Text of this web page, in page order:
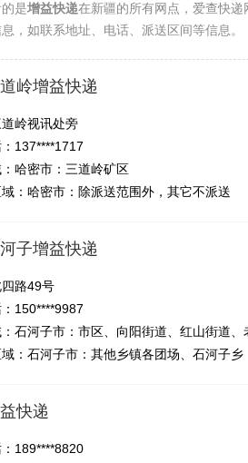
五家渠(1)
是增益快递在新疆的所有网点，爱查快
，如联系地址、电话、派送区间等信息。
岭增益快递
岭视讯处旁
137****1717
哈密市：三道岭矿区
：哈密市：除派送范围外，其它不派送
子增益快递
路49号
150****9987
石河子市：市区、向阳街道、红山街道
：石河子市：其他乡镇各团场、石河子乡
快递
189****8820